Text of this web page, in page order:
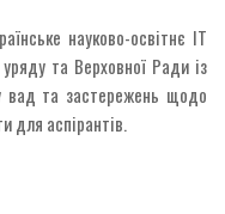
науково-освітнє ІТ
та Верховної Ради із
вад та застережень щодо
для аспірантів.